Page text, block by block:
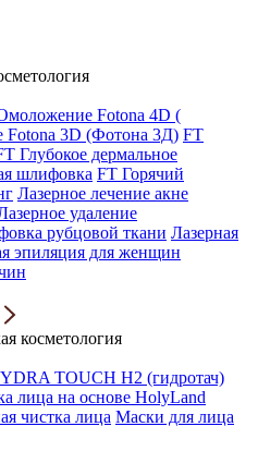
Fotona 4D (
3D (Фотона 3Д) FT
Глубокое дермальное
шлифовка FT Горячий
Лазерное лечение акне
удаление
рубцовой ткани Лазерная
эпиляция для женщин
косметология
TOUCH H2 (гидротач)
лица на основе HolyLand
чистка лица Маски для лица